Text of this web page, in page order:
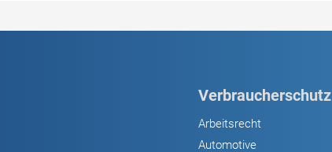
Verbraucherschutz
Arbeitsrecht
Automotive